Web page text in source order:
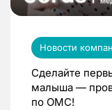
Новости
Сделайте
малыша —
по ОМС!